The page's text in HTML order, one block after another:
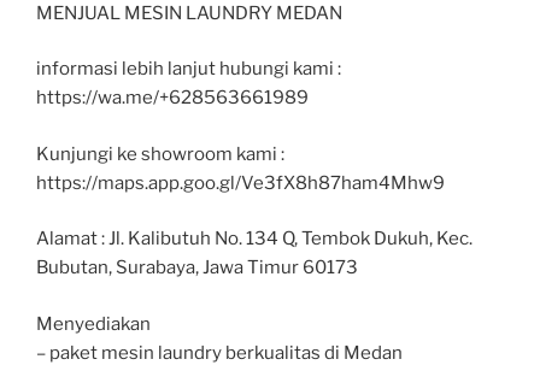
MENJUAL MESIN LAUNDRY MEDAN
informasi lebih lanjut hubungi kami :
https://wa.me/+628563661989
Kunjungi ke showroom kami :
https://maps.app.goo.gl/Ve3fX8h87ham4Mhw9
Alamat : Jl. Kalibutuh No. 134 Q, Tembok Dukuh, Kec.
Bubutan, Surabaya, Jawa Timur 60173
Menyediakan
– paket mesin laundry berkualitas di Medan